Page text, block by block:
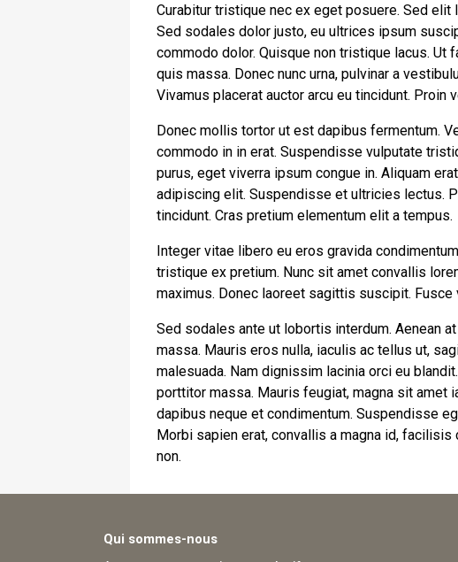
Curabitur tristique nec ex eget posuere. Sed
Sed sodales dolor justo, eu ultrices ipsum
commodo dolor. Quisque non tristique lacus.
quis massa. Donec nunc urna, pulvinar a
Vivamus placerat auctor arcu eu tincidunt.
Donec mollis tortor ut est dapibus fermentum.
commodo in in erat. Suspendisse vulputate
purus, eget viverra ipsum congue in. Aliquam
adipiscing elit. Suspendisse et ultricies lectus.
tincidunt. Cras pretium elementum elit a tempus.
Integer vitae libero eu eros gravida
tristique ex pretium. Nunc sit amet convallis
maximus. Donec laoreet sagittis suscipit.
Sed sodales ante ut lobortis interdum. Aenean
massa. Mauris eros nulla, iaculis ac tellus ut,
malesuada. Nam dignissim lacinia orci eu
porttitor massa. Mauris feugiat, magna sit amet
dapibus neque et condimentum. Suspendisse
Morbi sapien erat, convallis a magna id,
non.
Qui sommes-nous